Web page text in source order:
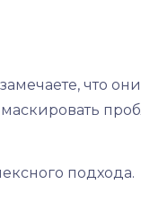
что они
подхода.